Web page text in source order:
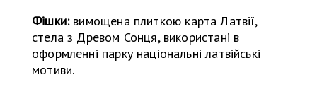
Фішки:вимощена плиткою карта Латвії,
стела з Древом Сонця, використані в
оформленні парку національні латвійські
мотиви.